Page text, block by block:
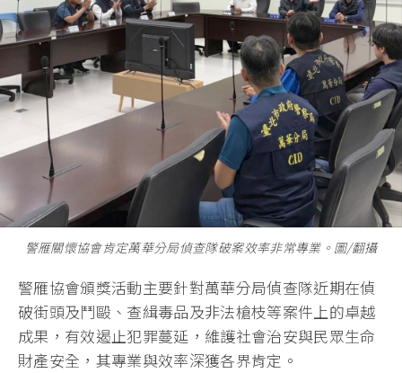
警雁關懷協會肯定萬華分局偵查隊破案效率非常專業。圖/翻攝
警雁協會頒獎活動主要針對萬華分局偵查隊近期在偵
破街頭及鬥毆、查緝毒品及非法槍枝等案件上的卓越
成果，有效遏止犯罪蔓延，維護社會治安與民眾生命
財產安全，其專業與效率深獲各界肯定。